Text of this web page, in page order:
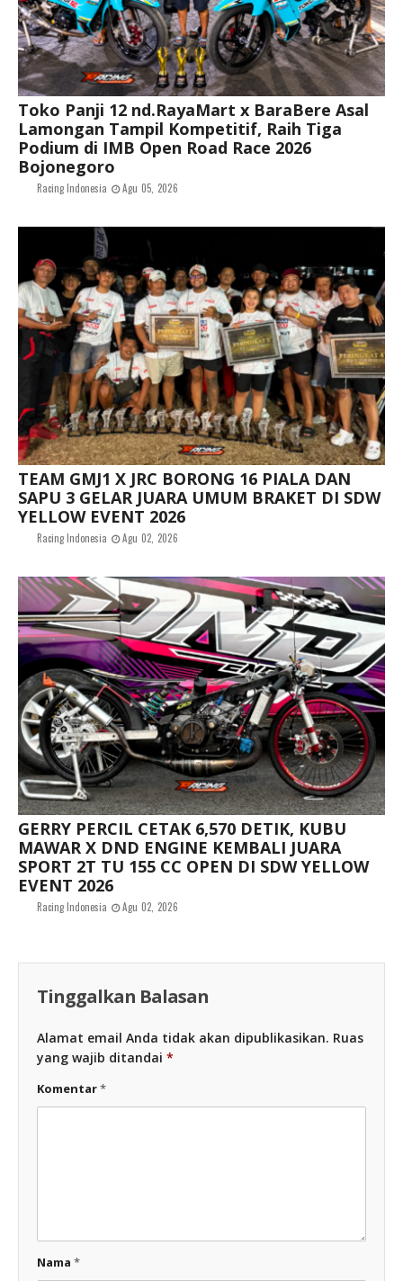
Toko Panji 12 nd.RayaMart x BaraBere Asal
Lamongan Tampil Kompetitif, Raih Tiga
Podium di IMB Open Road Race 2026
Bojonegoro
Racing Indonesia Agu 05, 2026
TEAM GMJ1 X JRC BORONG 16 PIALA DAN
SAPU 3 GELAR JUARA UMUM BRAKET DI SDW
YELLOW EVENT 2026
Racing Indonesia Agu 02, 2026
GERRY PERCIL CETAK 6,570 DETIK, KUBU
MAWAR X DND ENGINE KEMBALI JUARA
SPORT 2T TU 155 CC OPEN DI SDW YELLOW
EVENT 2026
Racing Indonesia Agu 02, 2026
Tinggalkan Balasan
Alamat email Anda tidak akan dipublikasikan. Ruas
yang wajib ditandai *
Komentar*
Nama *